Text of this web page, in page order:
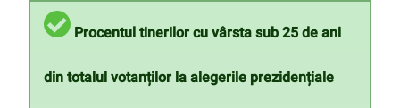
Procentul tinerilor cu vârsta sub 25 de ani
din totalul votanților la alegerile prezidențiale